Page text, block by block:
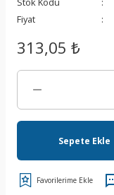
Fiyat
313,05 ₺
Sepete Ekle